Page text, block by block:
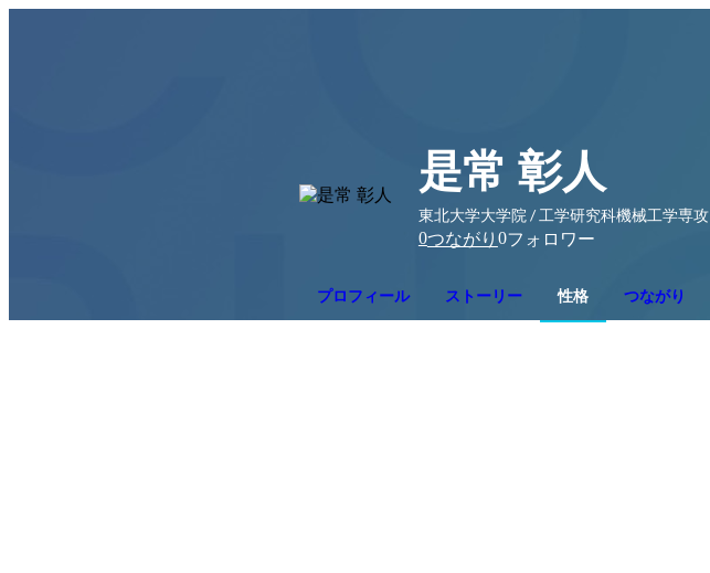
是常 彰人
東北大学大学院 / 工学研究科機械工学専攻
0つながり 0フォロワー
プロフィール ストーリー 性格 つながり